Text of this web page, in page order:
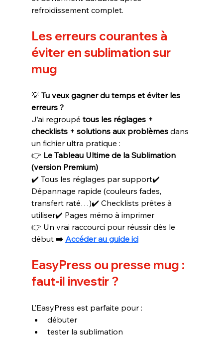
refroidissement complet.
Les erreurs courantes à
éviter en sublimation sur
mug
💡 Tu veux gagner du temps et éviter les
erreurs ?
J’ai regroupé tous les réglages +
checklists + solutions aux problèmes dans
un fichier ultra pratique :
👉 Le Tableau Ultime de la Sublimation
(version Premium)
✔️ Tous les réglages par support✔️
Dépannage rapide (couleurs fades,
transfert raté…)✔️ Checklists prêtes à
utiliser✔️ Pages mémo à imprimer
👉 Un vrai raccourci pour réussir dès le
début ➡️ Accéder au guide ici
EasyPress ou presse mug :
faut-il investir ?
L’EasyPress est parfaite pour :
débuter
tester la sublimation